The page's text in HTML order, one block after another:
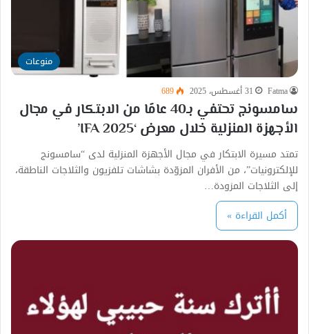
منوعات
Fatma 31 أغسطس، 2025 689
سامسونج تحتفي بـ40 عامًا من الابتكار في مجال
الأجهزة المنزلية خلال معرض ‘IFA 2025’
تمتد مسيرة الابتكار في مجال الأجهزة المنزلية لدى “سامسونج
للإلكترونيات”، من الأفران المزوّدة بشاشات تلفزيون والثلاجات الناطقة،
إلى الثلاجات المزودة…
أكمل القراءة »